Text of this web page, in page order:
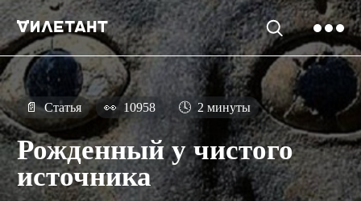
📄 Статья 👀 10958 🕓 2 минуты
Рожденный у чистого
источника